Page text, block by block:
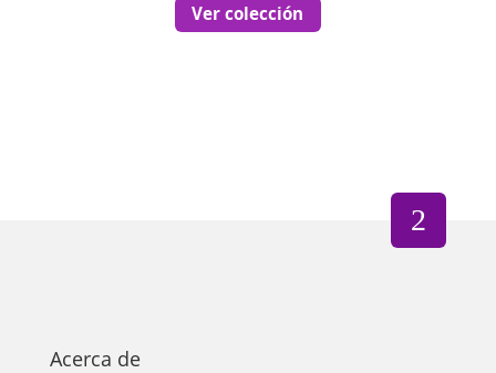
Ver colección
Acerca de